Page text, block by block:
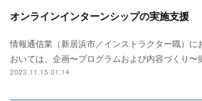
オンラインインターンシップの実施支援
情報通信業（新居浜市／インストラクター職）
おいては、企画〜プログラムおよび内容づくり
2023.11.15 01:14